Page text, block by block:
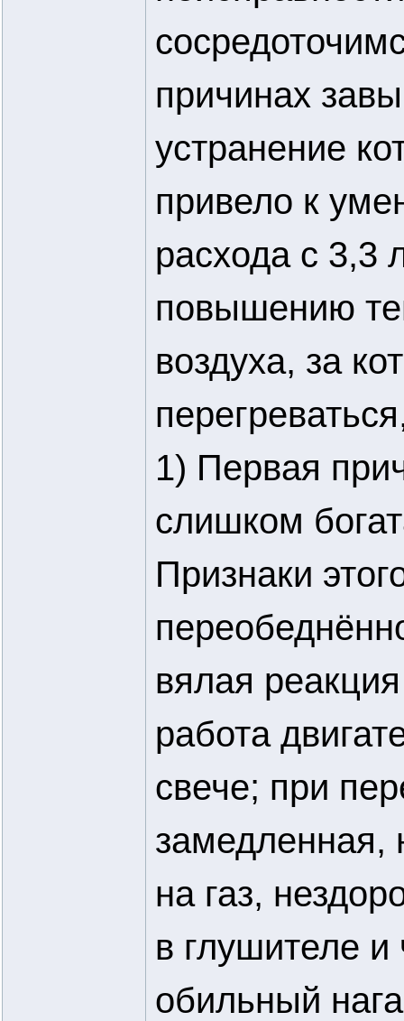
причинах
устранение
привело к
расхода с 3,3
повышению
воздуха, за
1) Первая
слишком
Признаки
вялая
работа
свече; при
замедленная,
на газ,
в глушителе
обильный